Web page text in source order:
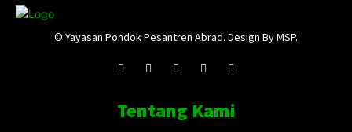
© Yayasan Pondok Pesantren Abrad. Design By MSP.
Tentang Kami